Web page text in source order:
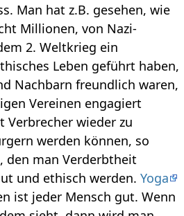
Man hat z.B. gesehen, wie
Millionen, von Nazi-
2. Weltkrieg ein
Leben geführt haben,
Nachbarn freundlich waren,
Vereinen engagiert
Verbrecher wieder zu
werden können, so
den man Verderbtheit
und ethisch werden.Yoga
ist jeder Mensch gut. Wenn